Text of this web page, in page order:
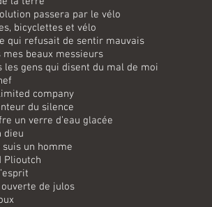
passera par le vélo
bicyclettes et vélo
qui refusait de sentir mauvais
mes beaux messieurs
les gens qui disent du mal de moi
company
du silence
un verre d’eau glacée
dieu
suis un homme
Plioutch
de julos